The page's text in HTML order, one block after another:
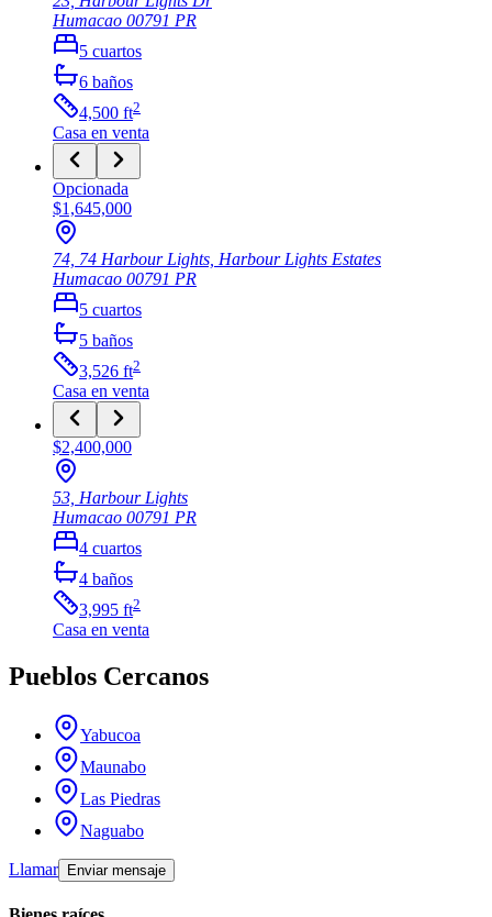
Humacao 00791 PR
5 cuartos
6 baños
4,500 ft2
Casa en venta
Opcionada
$1,645,000
74, 74 Harbour Lights, Harbour Lights Estates
Humacao 00791 PR
5 cuartos
5 baños
3,526 ft2
Casa en venta
$2,400,000
53, Harbour Lights
Humacao 00791 PR
4 cuartos
4 baños
3,995 ft2
Casa en venta
Pueblos Cercanos
Yabucoa
Maunabo
Las Piedras
Naguabo
Llamar Enviar mensaje